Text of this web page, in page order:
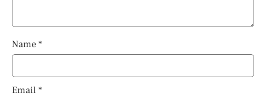
Name *
Email *